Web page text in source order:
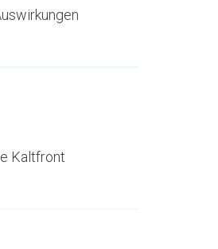
Kaltfront